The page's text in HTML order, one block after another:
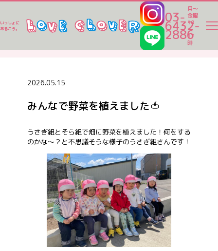
いっしょに
あるこう。
03-
6432-
2886
月～
金曜
10
～
17
時
一時保育
ベビーシッター
家事代行
認可保育園一覧
お問い合わせ
2026.05.15
みんなで野菜を植えました🍅
うさぎ組とそら組で畑に野菜を植えました！何をする
のかな～？と不思議そうな様子のうさぎ組さんです！